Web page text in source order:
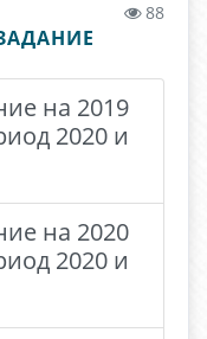
88
на 2019
2020 и
на 2020
2020 и